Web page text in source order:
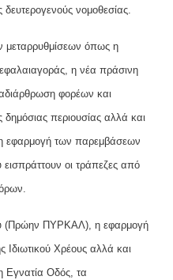
δευτερογενούς νομοθεσίας.
μεταρρυθμίσεων όπως η
η νέα πράσινη
φορέων και
δημόσιας περιουσίας αλλά και
εφαρμογή των παρεμβάσεων
οι τράπεζες από
(Πρώην ΠΥΡΚΑΛ), η εφαρμογή
Ιδιωτικού Χρέους αλλά και
Εγνατία Οδός, τα